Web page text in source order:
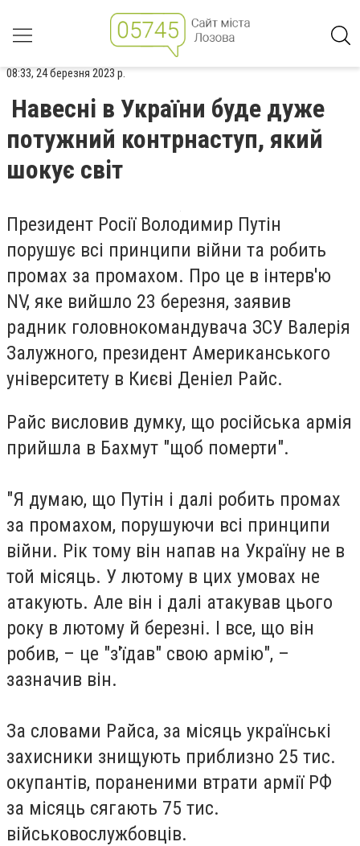
08:33, 24 березня 2023 р.
Навесні в України буде дуже
потужний контрнаступ, який
шокує світ
Президент Росії Володимир Путін
порушує всі принципи війни та робить
промах за промахом. Про це в інтерв'ю
NV, яке вийшло 23 березня, заявив
радник головнокомандувача ЗСУ Валерія
Залужного, президент Американського
університету в Києві Деніел Райс.
Райс висловив думку, що російська армія
прийшла в Бахмут "щоб померти".
"Я думаю, що Путін і далі робить промах
за промахом, порушуючи всі принципи
війни. Рік тому він напав на Україну не в
той місяць. У лютому в цих умовах не
атакують. Але він і далі атакував цього
року в лютому й березні. І все, що він
робив, – це "з'їдав" свою армію", –
зазначив він.
За словами Райса, за місяць українські
захисники знищують приблизно 25 тис.
окупантів, пораненими втрати армії РФ
за місяць сягають 75 тис.
військовослужбовців.